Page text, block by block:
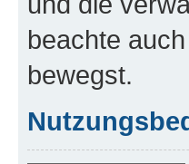
beachte
bewegst.